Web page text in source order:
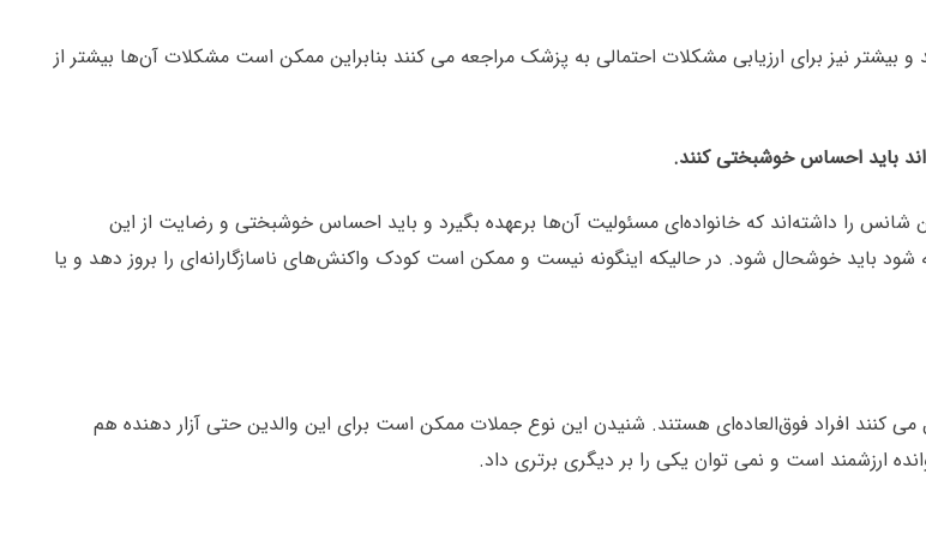
بیشتر نیز برای ارزیابی مشکلات احتمالی به پزشک مراجعه می کنند بنابراین ممکن است مشکلات آن‌ها بیشتر از
شانس را داشته‌اند که خانواده‌ای مسئولیت آن‌ها برعهده بگیرد و باید احساس خوشبختی و رضایت از این
باید خوشحال شود. در حالیکه اینگونه نیست و ممکن است کودک واکنش‌های ناسازگارانه‌ای را بروز دهد و یا
می کنند افراد فوق‌العاده‌ای هستند. شنیدن این نوع جملات ممکن است برای این والدین حتی آزار دهنده هم
ارزشمند است و نمی توان یکی را بر دیگری برتری داد.